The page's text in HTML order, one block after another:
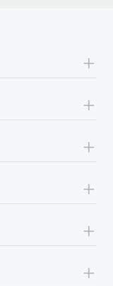
+
+
+
+
+
+